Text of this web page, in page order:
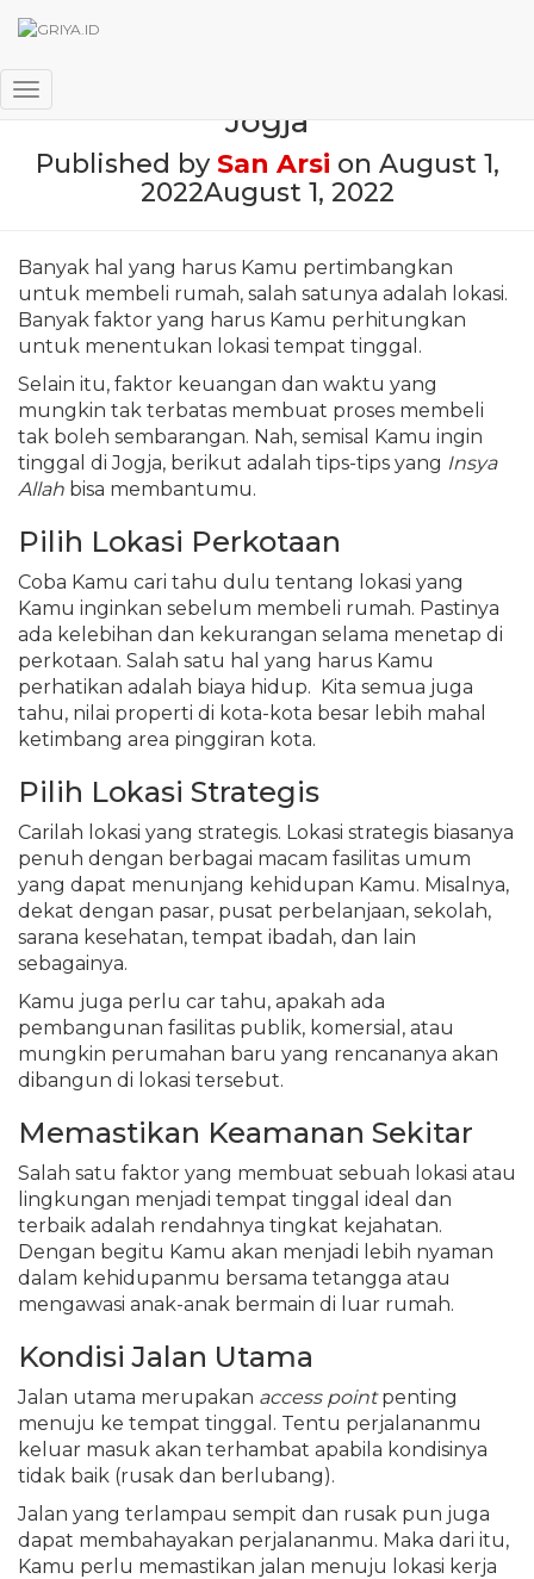
Toggle Navigation
Jogja
Published by San Arsi on August 1,
2022August 1, 2022
Banyak hal yang harus Kamu pertimbangkan
untuk membeli rumah, salah satunya adalah lokasi.
Banyak faktor yang harus Kamu perhitungkan
untuk menentukan lokasi tempat tinggal.
Selain itu, faktor keuangan dan waktu yang
mungkin tak terbatas membuat proses membeli
tak boleh sembarangan. Nah, semisal Kamu ingin
tinggal di Jogja, berikut adalah tips-tips yang Insya
Allah bisa membantumu.
Pilih Lokasi Perkotaan
Coba Kamu cari tahu dulu tentang lokasi yang
Kamu inginkan sebelum membeli rumah. Pastinya
ada kelebihan dan kekurangan selama menetap di
perkotaan. Salah satu hal yang harus Kamu
perhatikan adalah biaya hidup. Kita semua juga
tahu, nilai properti di kota-kota besar lebih mahal
ketimbang area pinggiran kota.
Pilih Lokasi Strategis
Carilah lokasi yang strategis. Lokasi strategis biasanya
penuh dengan berbagai macam fasilitas umum
yang dapat menunjang kehidupan Kamu. Misalnya,
dekat dengan pasar, pusat perbelanjaan, sekolah,
sarana kesehatan, tempat ibadah, dan lain
sebagainya.
Kamu juga perlu car tahu, apakah ada
pembangunan fasilitas publik, komersial, atau
mungkin perumahan baru yang rencananya akan
dibangun di lokasi tersebut.
Memastikan Keamanan Sekitar
Salah satu faktor yang membuat sebuah lokasi atau
lingkungan menjadi tempat tinggal ideal dan
terbaik adalah rendahnya tingkat kejahatan.
Dengan begitu Kamu akan menjadi lebih nyaman
dalam kehidupanmu bersama tetangga atau
mengawasi anak-anak bermain di luar rumah.
Kondisi Jalan Utama
Jalan utama merupakan access pointpenting
menuju ke tempat tinggal. Tentu perjalananmu
keluar masuk akan terhambat apabila kondisinya
tidak baik (rusak dan berlubang).
Jalan yang terlampau sempit dan rusak pun juga
dapat membahayakan perjalananmu. Maka dari itu,
Kamu perlu memastikan jalan menuju lokasi kerja